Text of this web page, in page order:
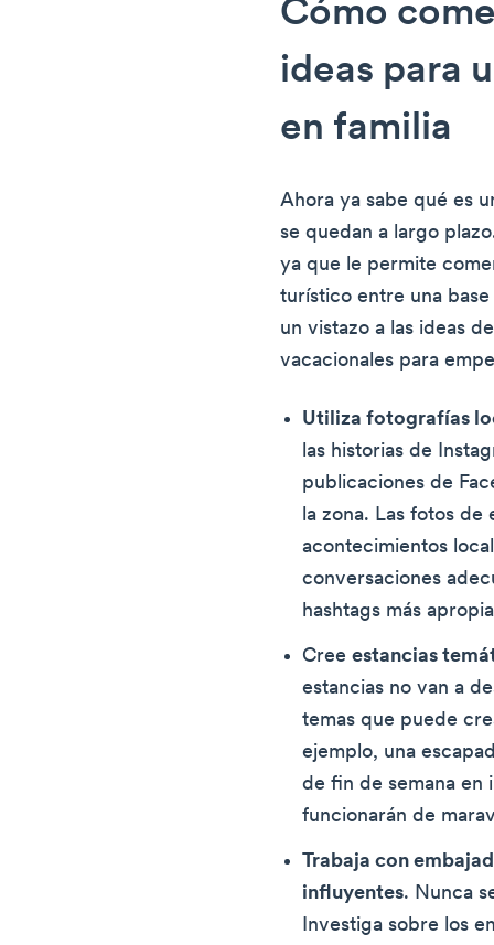
Cómo
ideas para
en familia
Ahora ya sabe qué es
se quedan a largo
ya que le permite
turístico entre una
un vistazo a las ideas
vacacionales para
Utiliza fotografías
las historias de
publicaciones de
la zona. Las fotos
acontecimientos
conversaciones
hashtags más
Creeestancias
estancias no van a
temas que puede
ejemplo, una
de fin de semana en
funcionarán de
Trabaja con
influyentes. Nunca
Investiga sobre los